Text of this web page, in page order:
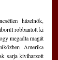
házelnök,
robbantott ki
megadta magát
Amerika
sarja kiviharzott